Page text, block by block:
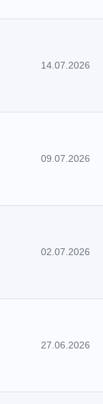
14.07.2026
09.07.2026
02.07.2026
27.06.2026